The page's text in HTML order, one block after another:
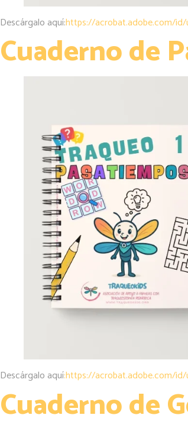
Descárgalo aquí:https://acrobat.adobe.com/id/
Cuaderno de
Descárgalo aquí:https://acrobat.adobe.com/id/
Cuaderno de